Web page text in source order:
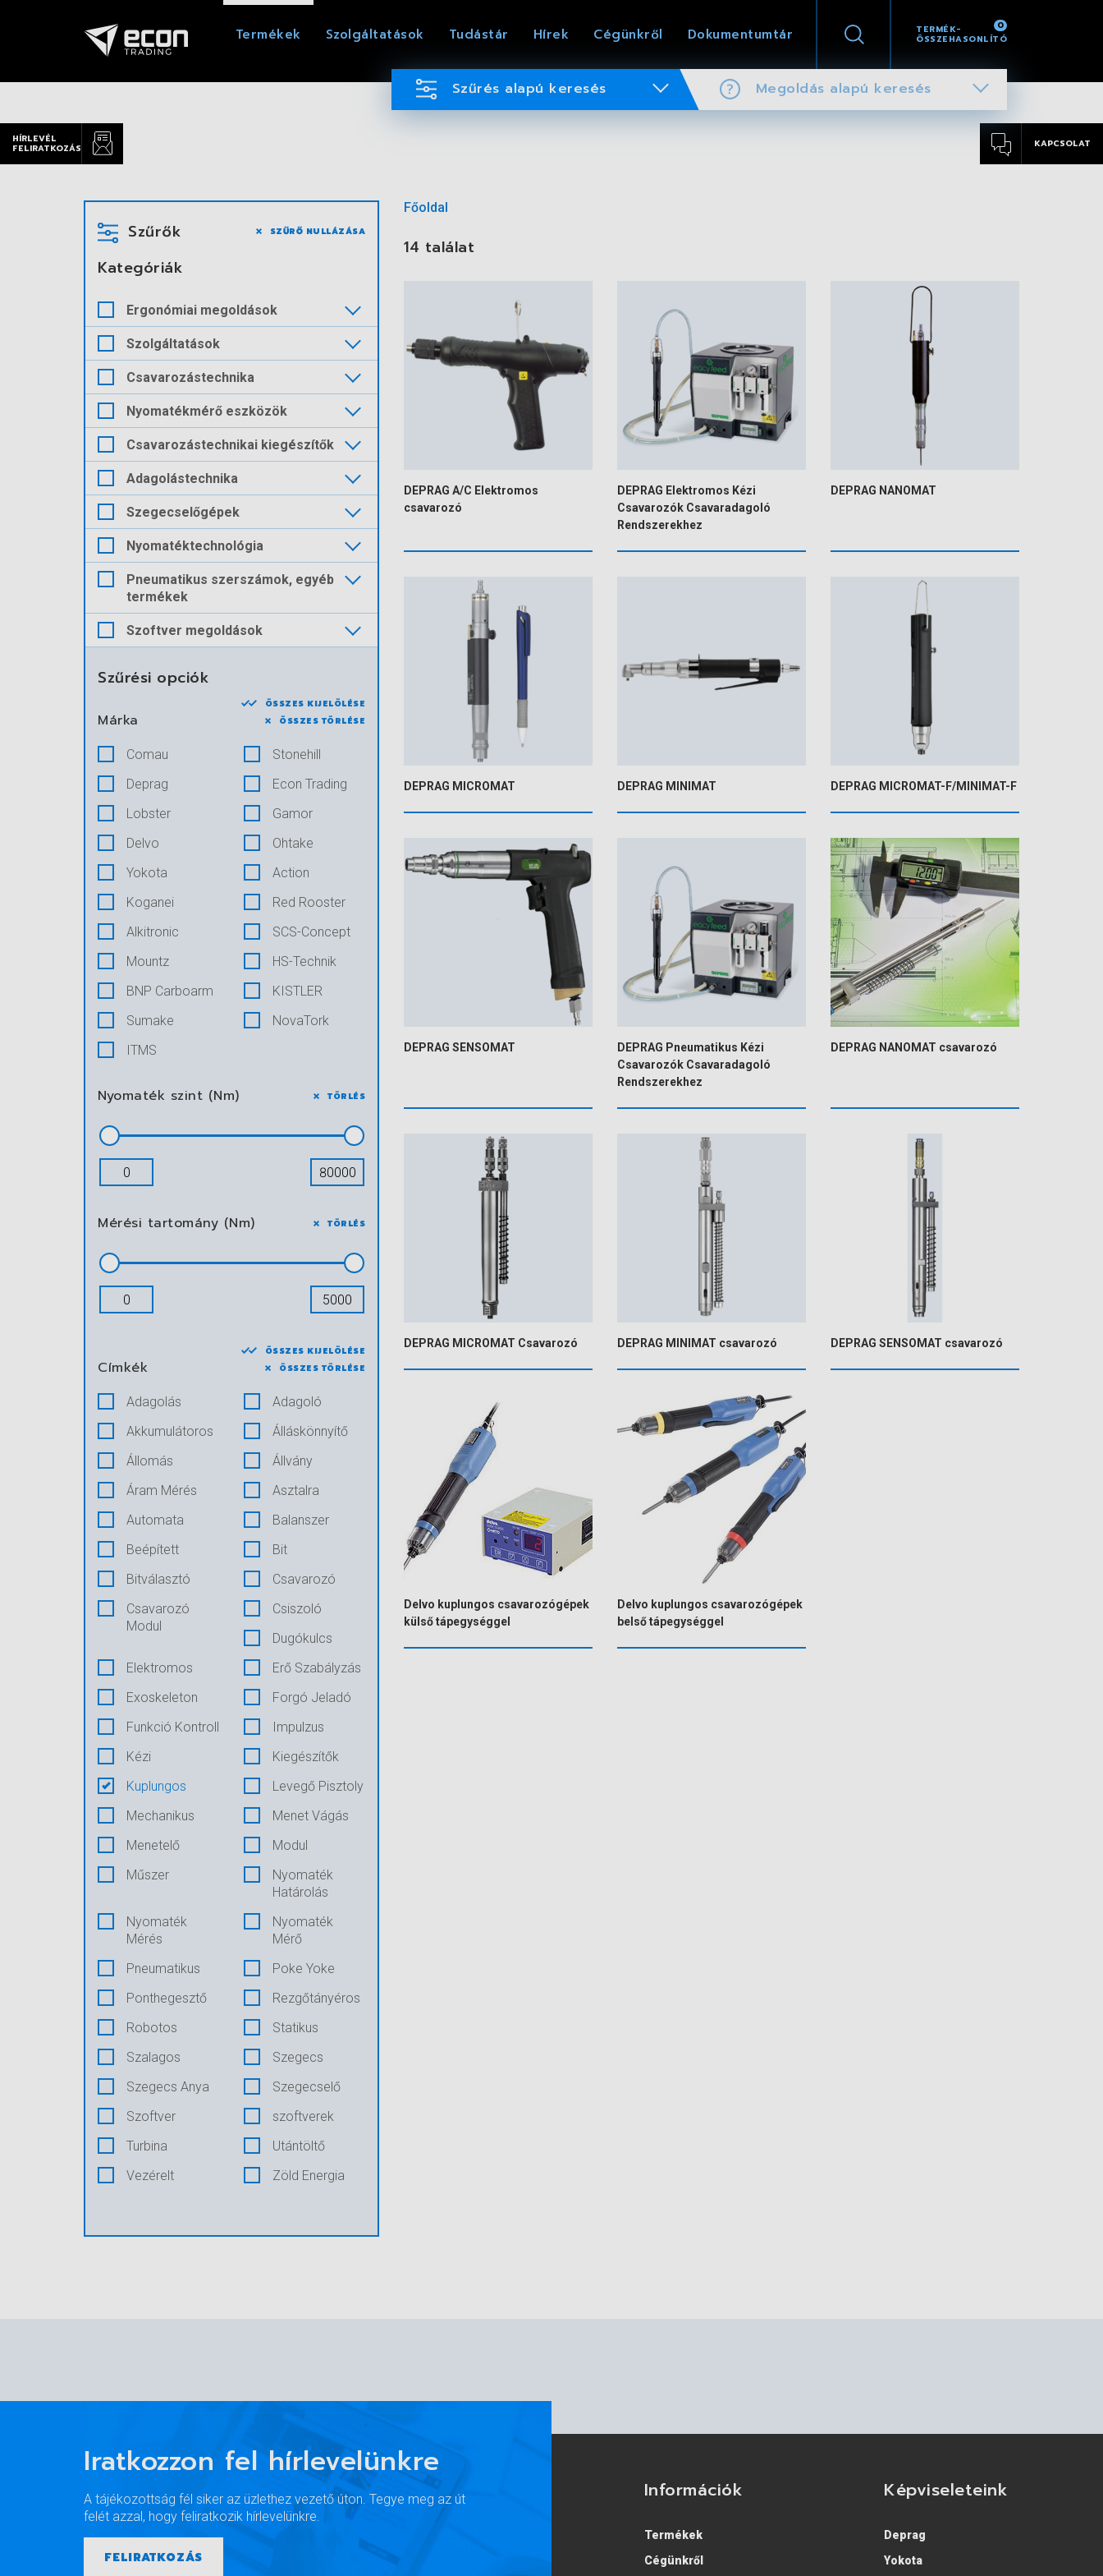
TERMÉK-
ÖSSZEHASONLÍTÓ
0
Termékek Szolgáltatások Tudástár Hírek Cégünkről Dokumentumtár
Szűrés alapú keresés Megoldás alapú keresés
HÍRLEVÉL
FELIRATKOZÁS
KAPCSOLAT
Szűrők SZŰRŐ NULLÁZÁSA
Kategóriák
Ergonómiai megoldások
Szolgáltatások
Csavarozástechnika
Nyomatékmérő eszközök
Csavarozástechnikai kiegészítők
Adagolástechnika
Szegecselőgépek
Nyomatéktechnológia
Pneumatikus szerszámok, egyéb
termékek
Szoftver megoldások
Szűrési opciók
Márka
ÖSSZES KIJELÖLÉSE
ÖSSZES TÖRLÉSE
Comau
Stonehill
Deprag
Econ Trading
Lobster
Gamor
Delvo
Ohtake
Yokota
Action
Koganei
Red Rooster
Alkitronic
SCS-Concept
Mountz
HS-Technik
BNP Carboarm
KISTLER
Sumake
NovaTork
ITMS
Nyomaték szint (Nm) TÖRLÉS
Mérési tartomány (Nm) TÖRLÉS
Címkék
ÖSSZES KIJELÖLÉSE
ÖSSZES TÖRLÉSE
Adagolás
Adagoló
Akkumulátoros
Álláskönnyítő
Állomás
Állvány
Áram Mérés
Asztalra
Automata
Balanszer
Beépített
Bit
Bitválasztó
Csavarozó
Csavarozó
Modul
Csiszoló
Dugókulcs
Elektromos
Erő Szabályzás
Exoskeleton
Forgó Jeladó
Funkció Kontroll
Impulzus
Kézi
Kiegészítők
Kuplungos
Levegő Pisztoly
Mechanikus
Menet Vágás
Menetelő
Modul
Műszer
Nyomaték
Határolás
Nyomaték
Mérés
Nyomaték
Mérő
Pneumatikus
Poke Yoke
Ponthegesztő
Rezgőtányéros
Robotos
Statikus
Szalagos
Szegecs
Szegecs Anya
Szegecselő
Szoftver
szoftverek
Turbina
Utántöltő
Vezérelt
Zöld Energia
Főoldal
14 találat
DEPRAG A/C Elektromos
csavarozó
DEPRAG Elektromos Kézi
Csavarozók Csavaradagoló
Rendszerekhez
DEPRAG NANOMAT
DEPRAG MICROMAT DEPRAG MINIMAT DEPRAG MICROMAT-F/MINIMAT-F
DEPRAG SENSOMAT
DEPRAG Pneumatikus Kézi
Csavarozók Csavaradagoló
Rendszerekhez
DEPRAG NANOMAT csavarozó
DEPRAG MICROMAT Csavarozó DEPRAG MINIMAT csavarozó DEPRAG SENSOMAT csavarozó
Delvo kuplungos csavarozógépek
külső tápegységgel
Delvo kuplungos csavarozógépek
belső tápegységgel
Iratkozzon fel hírlevelünkre
A tájékozottság fél siker az üzlethez vezető úton. Tegye meg az út
felét azzal, hogy feliratkozik hírlevelünkre.
FELIRATKOZÁS
Információk
Termékek
Cégünkről
Képviseleteink
Deprag
Yokota